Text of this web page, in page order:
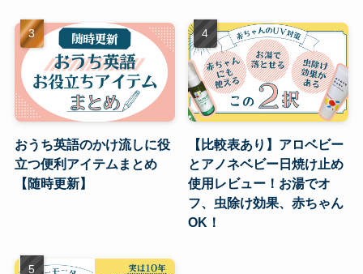
おうち英語のかけ流しに役
立つ便利アイテムまとめ
【随時更新】
【比較表あり】アロベビー
とアノネベビー日焼け止め
使用レビュー！お湯でオ
フ、虫除け効果、赤ちゃん
OK！